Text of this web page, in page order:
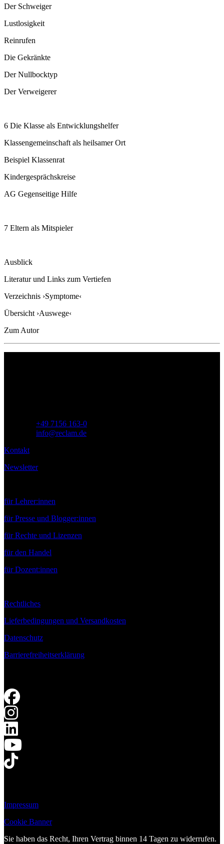
Der Schweiger
Lustlosigkeit
Reinrufen
Die Gekränkte
Der Nullbocktyp
Der Verweigerer
6 Die Klasse als Entwicklungshelfer
Klassengemeinschaft als heilsamer Ort
Beispiel Klassenrat
Kindergesprächskreise
AG Gegenseitige Hilfe
7 Eltern als Mitspieler
Ausblick
Literatur und Links zum Vertiefen
Verzeichnis ›Symptome‹
Übersicht ›Auswege‹
Zum Autor
+49 7156 163-0
info@reclam.de
Kontakt
Newsletter
für Lehrer:innen
für Presse und Blogger:innen
für Rechte und Lizenzen
für den Handel
für Dozent:innen
Rechtliches
Lieferbedingungen und Versandkosten
Datenschutz
Barrierefreiheitserklärung
Impressum
Cookie Banner
Sie haben das Recht, Ihren Vertrag binnen 14 Tagen zu widerrufen.